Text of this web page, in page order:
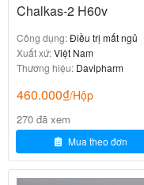
– Dùng Mefidex®
trước, trong và sau
giảm hiệu quả của
– Để xa tầm tay trẻ
Sử dụng ở
bú
Chalkas-2 H60v
Công dụng:Điều trị mất ngủ
Xuất xứ:Việt Nam
Thương hiệu: Davipharm
460.000₫/Hộp
270 đã xem
Mua theo đơn